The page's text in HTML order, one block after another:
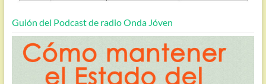
Guión del Podcast de radio Onda Jóven